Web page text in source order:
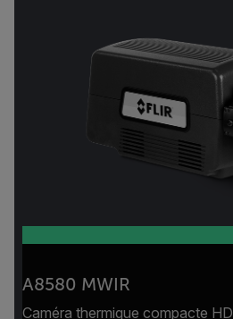
A8580 MWIR
Caméra thermique compacte HD